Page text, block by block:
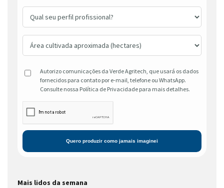
Autorizo comunicações da Verde Agritech, que usará os dados
fornecidos para contato por e-mail, telefone ou WhatsApp.
Consulte nossa Política de Privacidade para mais detalhes.
Mais lidos da semana